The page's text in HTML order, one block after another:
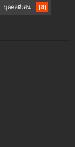
บุคคลดีเด่น (8)